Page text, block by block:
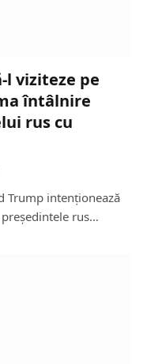
l viziteze pe
întâlnire
rus cu
Trump intenționează
președintele rus…